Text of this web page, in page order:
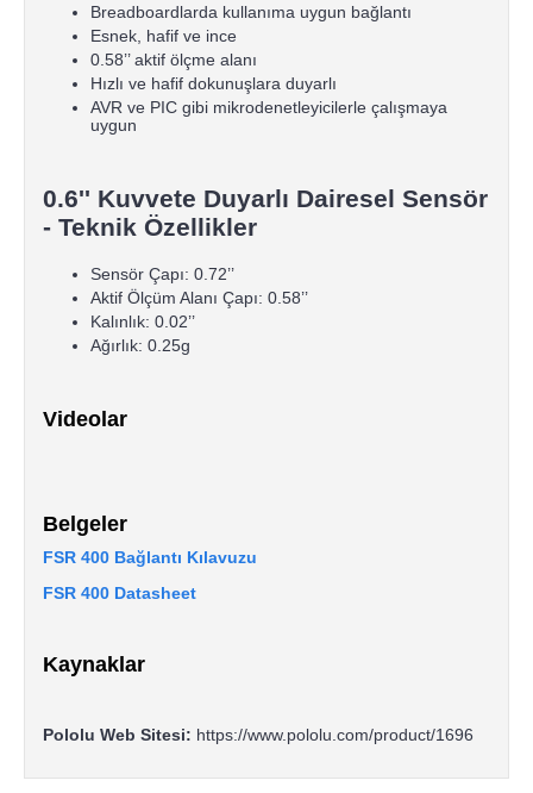
Breadboardlarda kullanıma uygun bağlantı
Esnek, hafif ve ince
0.58’’ aktif ölçme alanı
Hızlı ve hafif dokunuşlara duyarlı
AVR ve PIC gibi mikrodenetleyicilerle çalışmaya
uygun
0.6'' Kuvvete Duyarlı Dairesel Sensör
- Teknik Özellikler
Sensör Çapı: 0.72’’
Aktif Ölçüm Alanı Çapı: 0.58’’
Kalınlık: 0.02’’
Ağırlık: 0.25g
Videolar
Belgeler
FSR 400 Bağlantı Kılavuzu
FSR 400 Datasheet
Kaynaklar
Pololu Web Sitesi: https://www.pololu.com/product/1696